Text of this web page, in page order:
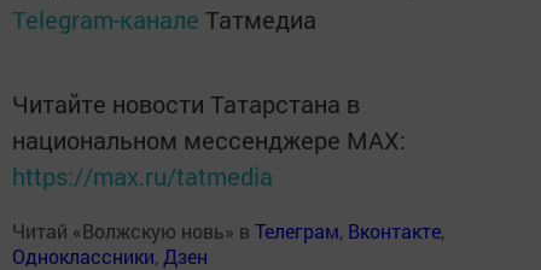
Telegram-канале Татмедиа
Читайте новости Татарстана в
национальном мессенджере MАХ:
https://max.ru/tatmedia
Читай «Волжскую новь» в Телеграм, Вконтакте,
Одноклассники, Дзен